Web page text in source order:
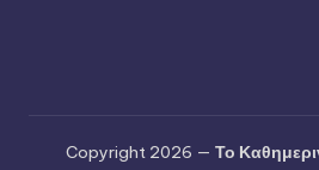
Copyright 2026 — Το